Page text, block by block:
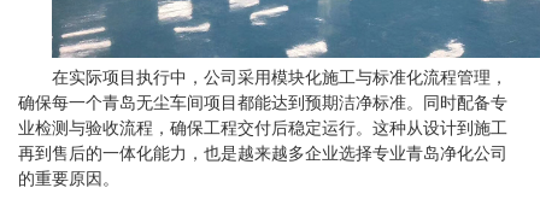
在实际项目执行中，公司采用模块化施工与标准化流程管理，
确保每一个青岛无尘车间项目都能达到预期洁净标准。同时配备专
业检测与验收流程，确保工程交付后稳定运行。这种从设计到施工
再到售后的一体化能力，也是越来越多企业选择专业青岛净化公司
的重要原因。